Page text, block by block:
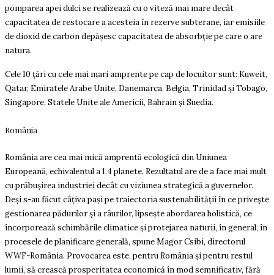
pomparea apei dulci se realizează cu o viteză mai mare decât
capacitatea de restocare a acesteia în rezerve subterane, iar emisiile
de dioxid de carbon depășesc capacitatea de absorbție pe care o are
natura.
Cele 10 țări cu cele mai mari amprente pe cap de locuitor sunt: Kuweit,
Qatar, Emiratele Arabe Unite, Danemarca, Belgia, Trinidad și Tobago,
Singapore, Statele Unite ale Americii, Bahrain și Suedia.
România
România are cea mai mică amprentă ecologică din Uniunea
Europeană, echivalentul a 1.4 planete. Rezultatul are de a face mai mult
cu prăbușirea industriei decât cu viziunea strategică a guvernelor.
Deși s-au făcut câțiva pași pe traiectoria sustenabilității în ce privește
gestionarea pădurilor și a râurilor, lipsește abordarea holistică, ce
încorporează schimbările climatice și protejarea naturii, în general, în
procesele de planificare generală, spune Magor Csibi, directorul
WWF-România. Provocarea este, pentru România și pentru restul
lumii, să crească prosperitatea economică în mod semnificativ, fără